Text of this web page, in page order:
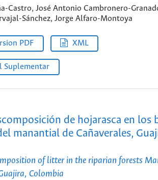
Castro, José Antonio Cambronero-
Sánchez, Jorge Alfaro-Montoya
PDF XML
Suplementar
de hojarasca en los
manantial de Cañaverales,
of litter in the riparian forests
Colombia